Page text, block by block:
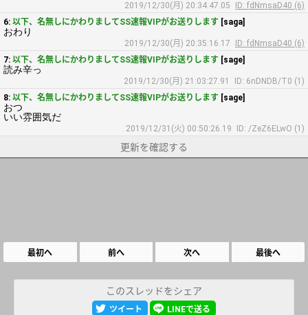
2019/12/30(月) 20:34:47.05
ID: fdNmsaD40 (6)
6: 以下、名無しにかわりましてSS速報VIPがお送りします [saga]
おわり
2019/12/30(月) 20:35:16.17
ID: fdNmsaD40 (6)
7: 以下、名無しにかわりましてSS速報VIPがお送りします [sage]
読み辛っ
2019/12/30(月) 21:03:27.91
ID: 6nDNDB/T0 (1)
8: 以下、名無しにかわりましてSS速報VIPがお送りします [sage]
おつ
いい雰囲気だ
2019/12/31(火) 00:50:26.19 ID: /ZeZ6ELwO (1)
更新を確認する
最初へ 前へ 次へ 最後へ
このスレッドをシェア
ツイート LINEで送る